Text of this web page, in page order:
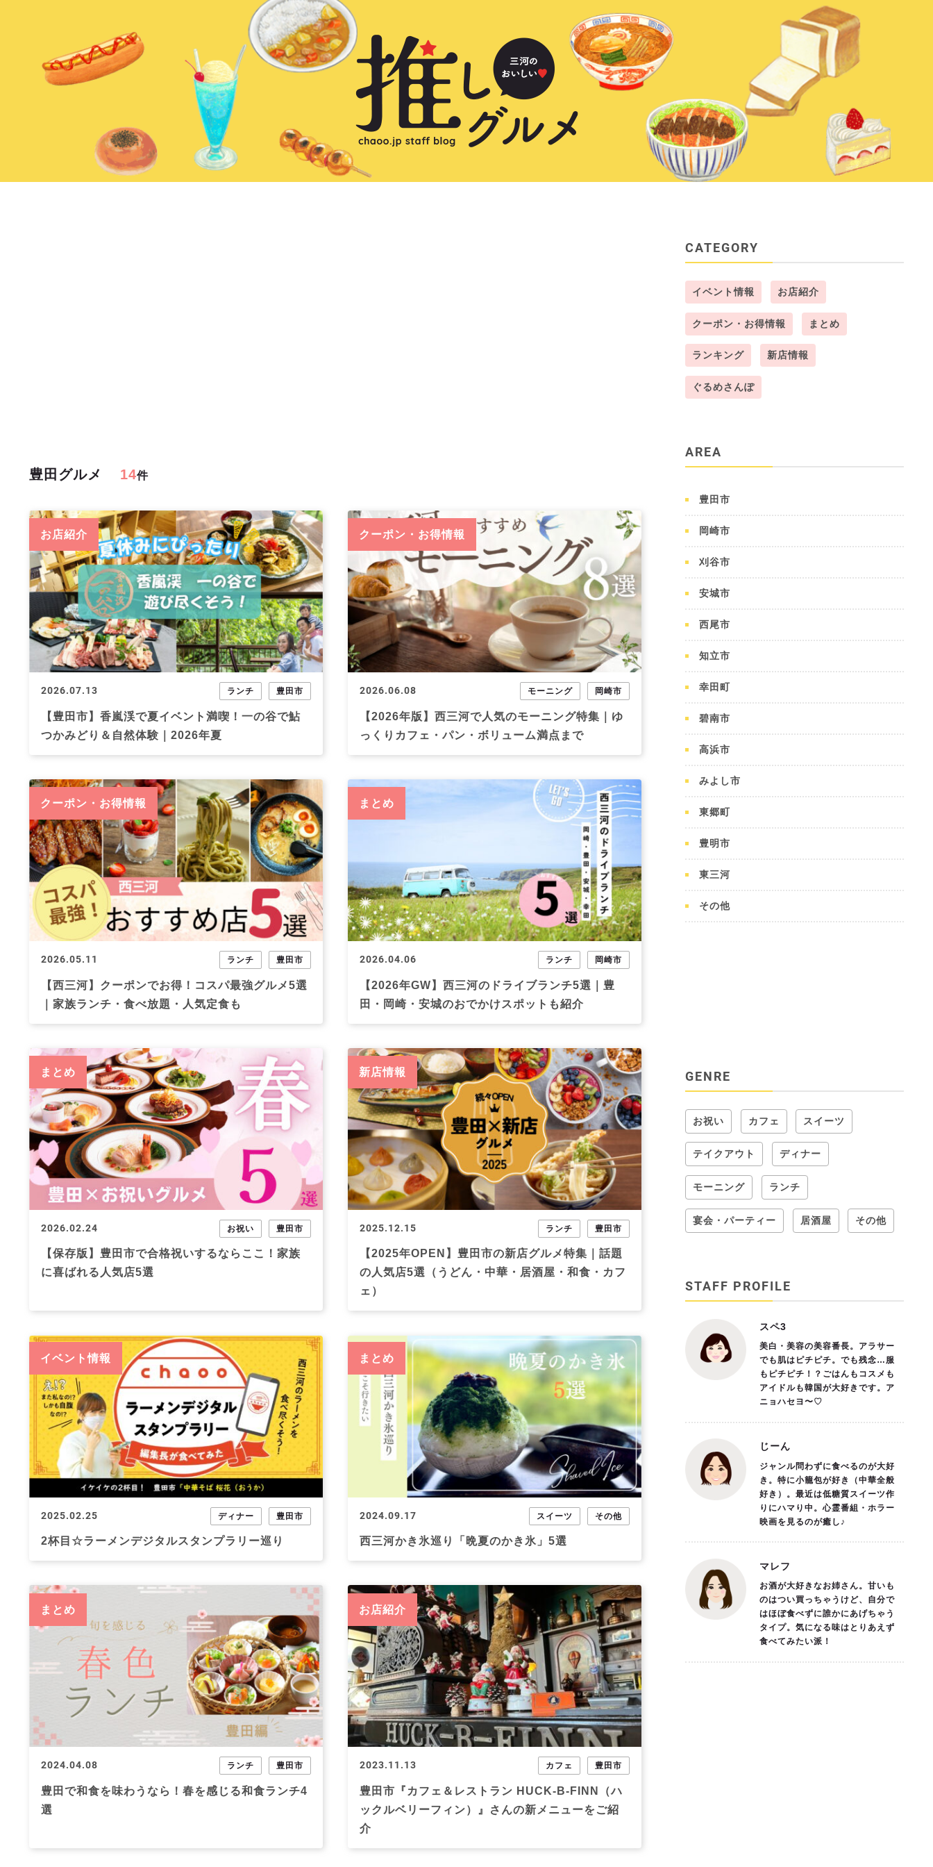
豊田グルメ 14件
お店紹介
2026.07.13 ランチ 豊田市
【豊田市】香嵐渓で夏イベント満喫！一の谷で鮎
つかみどり＆自然体験｜2026年夏
クーポン・お得情報
2026.06.08 モーニング 岡崎市
【2026年版】西三河で人気のモーニング特集｜ゆ
っくりカフェ・パン・ボリューム満点まで
クーポン・お得情報
2026.05.11 ランチ 豊田市
【西三河】クーポンでお得！コスパ最強グルメ5選
｜家族ランチ・食べ放題・人気定食も
まとめ
2026.04.06 ランチ 岡崎市
【2026年GW】西三河のドライブランチ5選｜豊
田・岡崎・安城のおでかけスポットも紹介
まとめ
2026.02.24 お祝い 豊田市
【保存版】豊田市で合格祝いするならここ！家族
に喜ばれる人気店5選
新店情報
2025.12.15 ランチ 豊田市
【2025年OPEN】豊田市の新店グルメ特集｜話題
の人気店5選（うどん・中華・居酒屋・和食・カフ
ェ）
イベント情報
2025.02.25 ディナー 豊田市
2杯目☆ラーメンデジタルスタンプラリー巡り
まとめ
2024.09.17 スイーツ その他
西三河かき氷巡り「晩夏のかき氷」5選
まとめ
2024.04.08 ランチ 豊田市
豊田で和食を味わうなら！春を感じる和食ランチ4
選
お店紹介
2023.11.13 カフェ 豊田市
豊田市『カフェ＆レストラン HUCK-B-FINN（ハ
ックルベリーフィン）』さんの新メニューをご紹
介
CATEGORY
イベント情報 お店紹介
クーポン・お得情報 まとめ
ランキング 新店情報
ぐるめさんぽ
AREA
豊田市
岡崎市
刈谷市
安城市
西尾市
知立市
幸田町
碧南市
高浜市
みよし市
東郷町
豊明市
東三河
その他
GENRE
お祝い カフェ スイーツ
テイクアウト ディナー
モーニング ランチ
宴会・パーティー 居酒屋 その他
STAFF PROFILE
スペ3
美白・美容の美容番長。アラサー
でも肌はピチピチ。でも残念…服
もピチピチ！？ごはんもコスメも
アイドルも韓国が大好きです。ア
ニョハセヨ〜♡
じーん
ジャンル問わずに食べるのが大好
き。特に小籠包が好き（中華全般
好き）。最近は低糖質スイーツ作
りにハマり中。心霊番組・ホラー
映画を見るのが癒し♪
マレフ
お酒が大好きなお姉さん。甘いも
のはつい買っちゃうけど、自分で
はほぼ食べずに誰かにあげちゃう
タイプ。気になる味はとりあえず
食べてみたい派！